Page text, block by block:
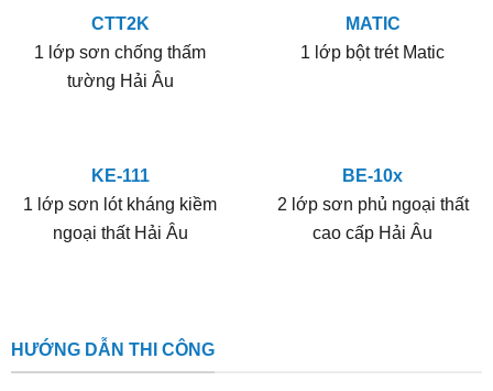
CTT2K
1 lớp sơn chống thấm
tường Hải Âu
MATIC
1 lớp bột trét Matic
KE-111
1 lớp sơn lót kháng kiềm
ngoại thất Hải Âu
BE-10x
2 lớp sơn phủ ngoại thất
cao cấp Hải Âu
HƯỚNG DẪN THI CÔNG